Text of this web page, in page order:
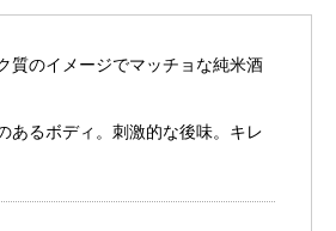
質のイメージでマッチョな純米酒
あるボディ。刺激的な後味。キレ